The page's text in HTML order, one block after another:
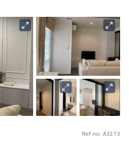
Ref no. A3273